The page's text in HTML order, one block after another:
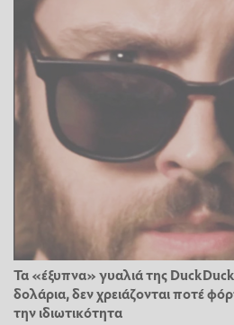
Τα «έξυπνα» γυαλιά της
δολάρια, δεν χρειάζονται ποτέ
την ιδιωτικότητα